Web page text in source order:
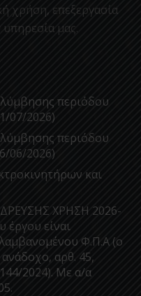
χρήση, επεξεργασία
υπηρεσία μας.
περιόδου
07/2026)
περιόδου
06/2026)
και
ΧΡΗΣΗ 2026-
έργου είναι
Φ.Π.Α (ο
αρθ. 45,
2024). Με α/α